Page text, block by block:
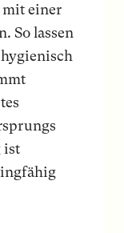
mit einer
So lassen
ist